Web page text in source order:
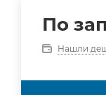
По
Нашли